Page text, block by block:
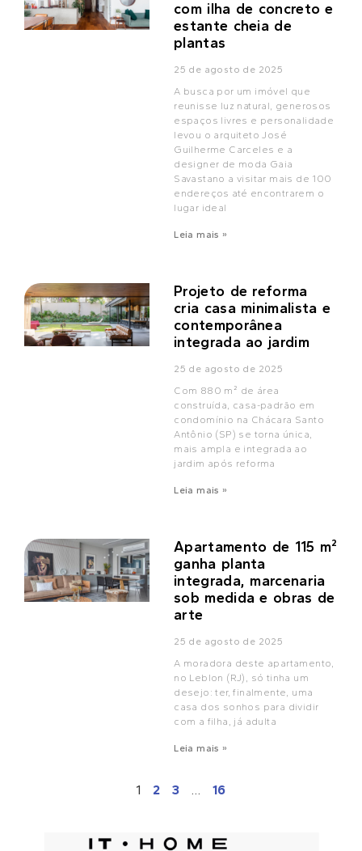
com ilha de concreto e
estante cheia de
plantas
25 de agosto de 2025
A busca por um imóvel que
reunisse luz natural, generosos
espaços livres e personalidade
levou o arquiteto José
Guilherme Carceles e a
designer de moda Gaia
Savastano a visitar mais de 100
endereços até encontrarem o
lugar ideal
Leia mais »
Projeto de reforma
cria casa minimalista e
contemporânea
integrada ao jardim
25 de agosto de 2025
Com 880 m² de área
construída, casa-padrão em
condomínio na Chácara Santo
Antônio (SP) se torna única,
mais ampla e integrada ao
jardim após reforma
Leia mais »
Apartamento de 115 m²
ganha planta
integrada, marcenaria
sob medida e obras de
arte
25 de agosto de 2025
A moradora deste apartamento,
no Leblon (RJ), só tinha um
desejo: ter, finalmente, uma
casa dos sonhos para dividir
com a filha, já adulta
Leia mais »
1 2 3 … 16